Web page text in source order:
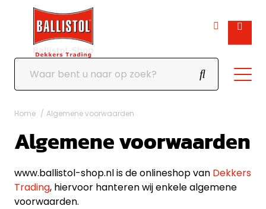
Home Algemene voorwaarden
Algemene voorwaarden
www.ballistol-shop.nl is de onlineshop van Dekkers
Trading, hiervoor hanteren wij enkele algemene
voorwaarden.